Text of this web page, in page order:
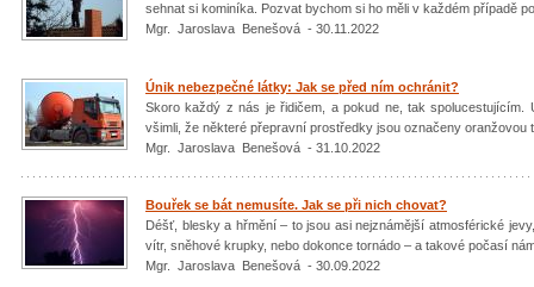
sehnat si kominíka. Pozvat bychom si ho měli v každém případě
Mgr. Jaroslava Benešová - 30.11.2022
Únik nebezpečné látky: Jak se před ním ochránit?
Skoro každý z nás je řidičem, a pokud ne, tak
všimli, že některé přepravní prostředky jsou označeny oranžovou
Mgr. Jaroslava Benešová - 31.10.2022
Bouřek se bát nemusíte. Jak se při nich chovat?
Déšť, blesky a hřmění – to jsou asi nejznámější atmosférické
vítr, sněhové krupky, nebo dokonce tornádo – a takové počasí
Mgr. Jaroslava Benešová - 30.09.2022